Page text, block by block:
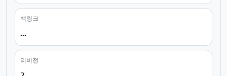
백링크
...
리비전